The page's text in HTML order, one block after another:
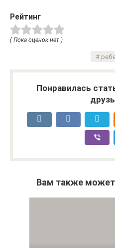
Рейтинг
( Пока оценок нет )
Понравилась
Вам также может